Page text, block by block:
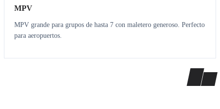
MPV
MPV grande para grupos de hasta 7 con maletero generoso. Perfecto
para aeropuertos.